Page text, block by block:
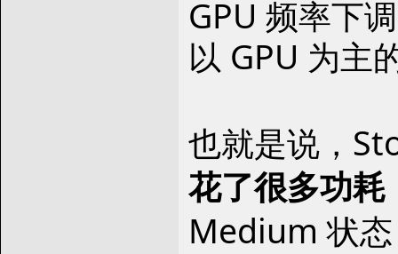
GPU 频率下
以 GPU 为主
也就是说，
花了很多功
Medium 状态